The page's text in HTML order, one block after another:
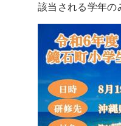
該当される学年の